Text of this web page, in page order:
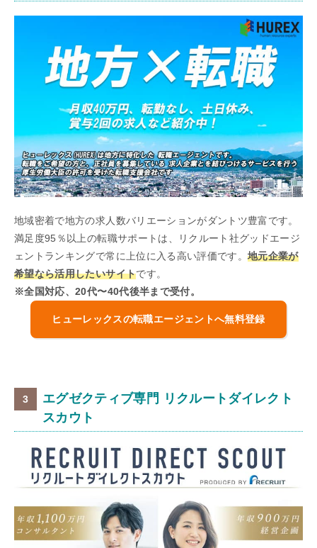
地域密着で地方の求人数バリエーションがダントツ豊富です。
満足度95％以上の転職サポートは、リクルート社グッドエージ
ェントランキングで常に上位に入る高い評価です。地元企業が
希望なら活用したいサイトです。
※全国対応、20代〜40代後半まで受付。
ヒューレックスの転職エージェントへ無料登録
エグゼクティブ専門 リクルートダイレクト
スカウト